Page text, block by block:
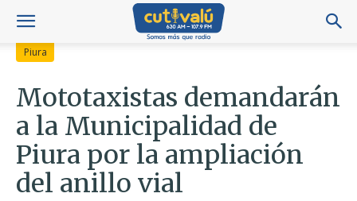
Piura
Mototaxistas demandarán
a la Municipalidad de
Piura por la ampliación
del anillo vial